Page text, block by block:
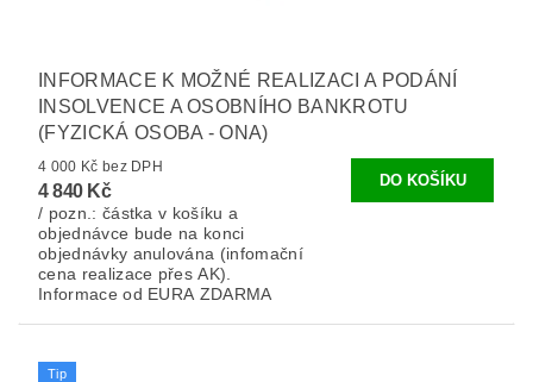
INFORMACE K MOŽNÉ REALIZACI A PODÁNÍ
INSOLVENCE A OSOBNÍHO BANKROTU
(FYZICKÁ OSOBA - ONA)
4 000 Kč bez DPH
4 840 Kč
/ pozn.: částka v košíku a
objednávce bude na konci
objednávky anulována (infomační
cena realizace přes AK).
Informace od EURA ZDARMA
Tip